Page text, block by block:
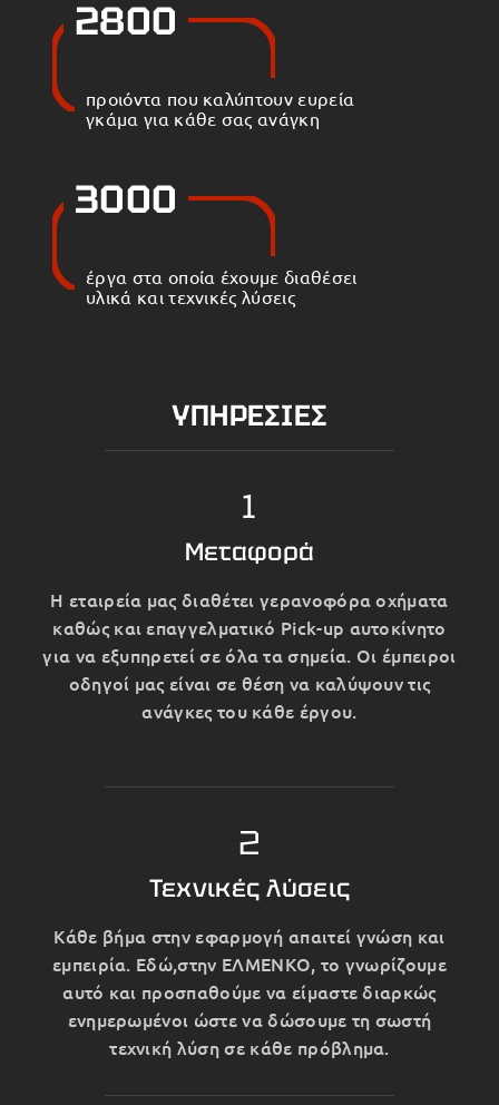
2800
προιόντα που καλύπτουν ευρεία
γκάμα για κάθε σας ανάγκη
3000
έργα στα οποία έχουμε διαθέσει
υλικά και τεχνικές λύσεις
ΥΠΗΡΕΣΙΕΣ
1
Μεταφορά
Η εταιρεία μας διαθέτει γερανοφόρα οχήματα
καθώς και επαγγελματικό Pick-up αυτοκίνητο
για να εξυπηρετεί σε όλα τα σημεία. Οι έμπειροι
οδηγοί μας είναι σε θέση να καλύψουν τις
ανάγκες του κάθε έργου.
2
Τεχνικές λύσεις
Κάθε βήμα στην εφαρμογή απαιτεί γνώση και
εμπειρία. Εδώ,στην ΕΛΜΕΝΚΟ, το γνωρίζουμε
αυτό και προσπαθούμε να είμαστε διαρκώς
ενημερωμένοι ώστε να δώσουμε τη σωστή
τεχνική λύση σε κάθε πρόβλημα.